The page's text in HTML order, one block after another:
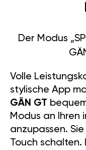
Der Modus
Volle
stylische App
GÄN GT
Modus an Ihren
anzupassen.
Touch schalten.